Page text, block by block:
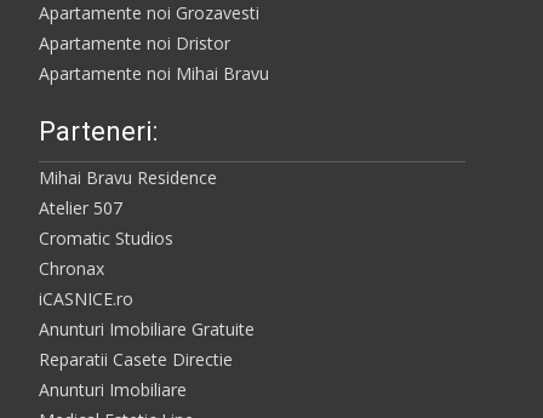
Apartamente noi Grozavesti
Apartamente noi Dristor
Apartamente noi Mihai Bravu
Parteneri:
Mihai Bravu Residence
Atelier 507
Cromatic Studios
Chronax
iCASNICE.ro
Anunturi Imobiliare Gratuite
Reparatii Casete Directie
Anunturi Imobiliare